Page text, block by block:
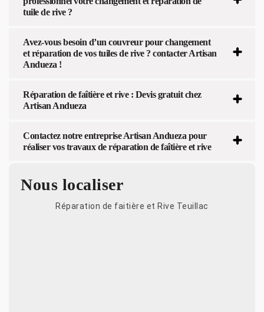
tuile de rive ?
Avez-vous besoin d’un couvreur pour changement
et réparation de vos tuiles de rive ? contacter Artisan
Andueza !
Réparation de faîtière et rive : Devis gratuit chez
Artisan Andueza
Contactez notre entreprise Artisan Andueza pour
réaliser vos travaux de réparation de faîtière et rive
Nous localiser
Réparation de faitière et Rive Teuillac